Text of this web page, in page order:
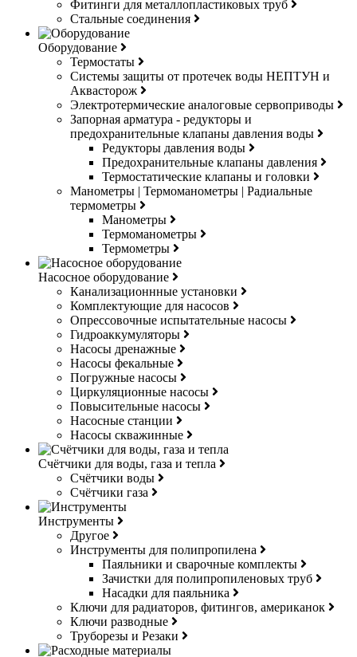
Фитинги для металлопластиковых труб
Стальные соединения
Оборудование
Термостаты
Системы защиты от протечек воды НЕПТУН и
Аквасторож
Электротермические аналоговые сервоприводы
Запорная арматура - редукторы и
предохранительные клапаны давления воды
Редукторы давления воды
Предохранительные клапаны давления
Термостатические клапаны и головки
Манометры | Термоманометры | Радиальные
термометры
Манометры
Термоманометры
Термометры
Насосное оборудование
Канализационнные установки
Комплектующие для насосов
Опрессовочные испытательные насосы
Гидроаккумуляторы
Насосы дренажные
Насосы фекальные
Погружные насосы
Циркуляционные насосы
Повысительные насосы
Насосные станции
Насосы скважинные
Счётчики для воды, газа и тепла
Счётчики воды
Счётчики газа
Инструменты
Другое
Инструменты для полипропилена
Паяльники и сварочные комплекты
Зачистки для полипропиленовых труб
Насадки для паяльника
Ключи для радиаторов, фитингов, американок
Ключи разводные
Труборезы и Резаки